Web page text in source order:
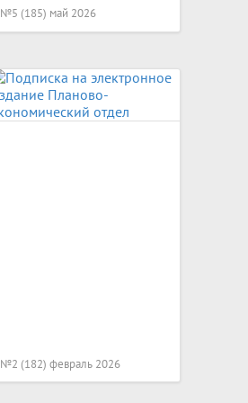
№5 (185) май 2026
№2 (182) февраль 2026